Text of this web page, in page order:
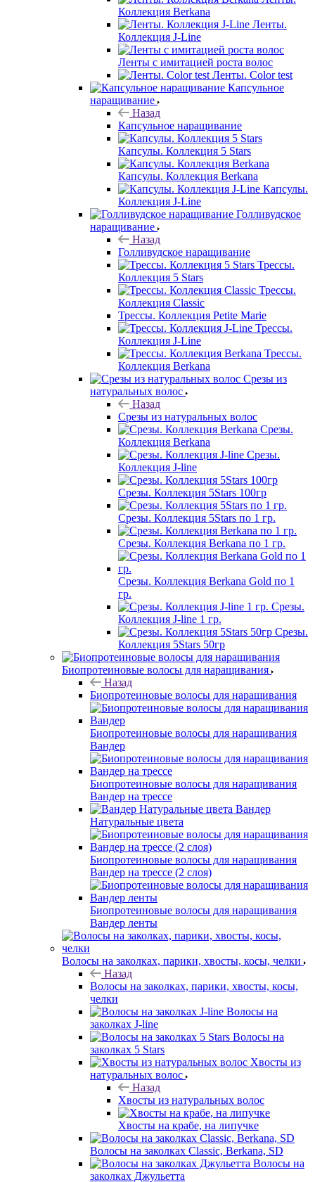
Коллекция Berkana
Ленты.
Коллекция J-Line
Ленты с имитацией роста волос
Ленты. Color test
Капсульное
наращивание
Назад
Капсульное наращивание
Капсулы. Коллекция 5 Stars
Капсулы. Коллекция Berkana
Капсулы.
Коллекция J-Line
Голливудское
наращивание
Назад
Голливудское наращивание
Трессы.
Коллекция 5 Stars
Трессы.
Коллекция Classic
Трессы. Коллекция Petite Marie
Трессы.
Коллекция J-Line
Трессы.
Коллекция Berkana
Срезы из
натуральных волос
Назад
Срезы из натуральных волос
Срезы.
Коллекция Berkana
Срезы.
Коллекция J-line
Срезы. Коллекция 5Stars 100гр
Срезы. Коллекция 5Stars по 1 гр.
Срезы. Коллекция Berkana по 1 гр.
Срезы. Коллекция Berkana Gold по 1
гр.
Срезы.
Коллекция J-line 1 гр.
Срезы.
Коллекция 5Stars 50гр
Биопротеиновые волосы для наращивания
Назад
Биопротеиновые волосы для наращивания
Биопротеиновые волосы для наращивания
Вандер
Биопротеиновые волосы для наращивания
Вандер на трессе
Вандер
Натуральные цвета
Биопротеиновые волосы для наращивания
Вандер на трессе (2 слоя)
Биопротеиновые волосы для наращивания
Вандер ленты
Волосы на заколках, парики, хвосты, косы, челки
Назад
Волосы на заколках, парики, хвосты, косы,
челки
Волосы на
заколках J-line
Волосы на
заколках 5 Stars
Хвосты из
натуральных волос
Назад
Хвосты из натуральных волос
Хвосты на крабе, на липучке
Волосы на заколках Classic, Berkana, SD
Волосы на
заколках Джульетта